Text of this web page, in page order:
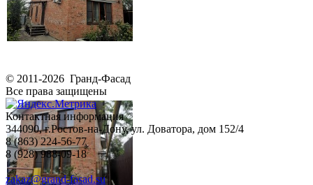
© 2011-2026 Гранд-Фасад
Все права защищены
Контактная информация
344090, г.Ростов-на-Дону, ул. Доватора, дом 152/4
8 (863) 224-56-77
8 (928) 988-09-18
zakaz@grand-fasad.su